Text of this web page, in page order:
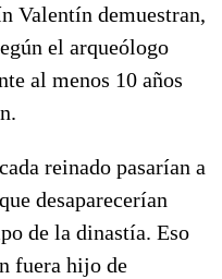
Valentín demuestran,
el arqueólogo
al menos 10 años
reinado pasarían a
desaparecerían
de la dinastía. Eso
fuera hijo de